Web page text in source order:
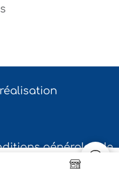
générales de
Contact